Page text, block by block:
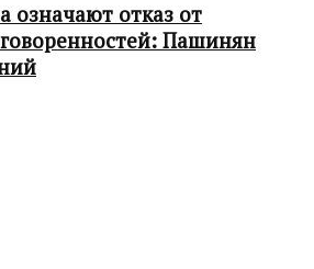
означают отказ от
Пашинян